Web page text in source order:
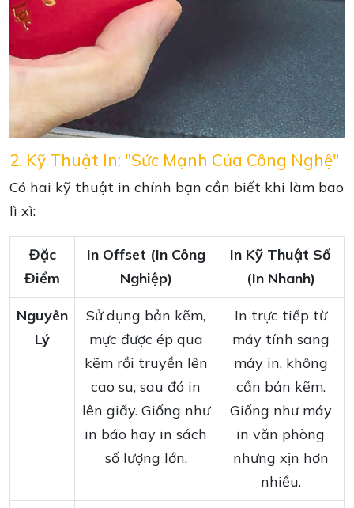
2. Kỹ Thuật In: "Sức Mạnh Của Công Nghệ"
Có hai kỹ thuật in chính bạn cần biết khi làm bao
lì xì:
Đặc
Điểm
In Offset (In Công
Nghiệp)
In Kỹ Thuật Số
(In Nhanh)
Nguyên
Lý
Sử dụng bản kẽm,
mực được ép qua
kẽm rồi truyền lên
cao su, sau đó in
lên giấy. Giống như
in báo hay in sách
số lượng lớn.
In trực tiếp từ
máy tính sang
máy in, không
cần bản kẽm.
Giống như máy
in văn phòng
nhưng xịn hơn
nhiều.